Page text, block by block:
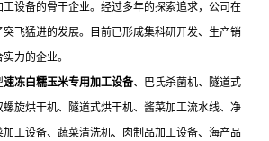
设备的骨干企业。经过多年的探索追求，公司在
飞猛进的发展。目前已形成集科研开发、生产销
力的企业。
速冻白糯玉米专用加工设备、巴氏杀菌机、隧道式
旋烘干机、隧道式烘干机、酱菜加工流水线、净
工设备、蔬菜清洗机、肉制品加工设备、海产品